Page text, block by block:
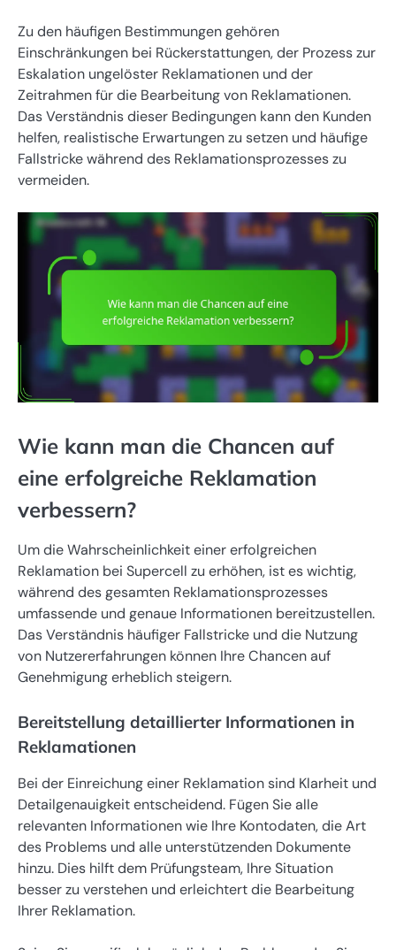
Zu den häufigen Bestimmungen gehören
Einschränkungen bei Rückerstattungen, der Prozess zur
Eskalation ungelöster Reklamationen und der
Zeitrahmen für die Bearbeitung von Reklamationen.
Das Verständnis dieser Bedingungen kann den Kunden
helfen, realistische Erwartungen zu setzen und häufige
Fallstricke während des Reklamationsprozesses zu
vermeiden.
Wie kann man die Chancen auf
eine erfolgreiche Reklamation
verbessern?
Um die Wahrscheinlichkeit einer erfolgreichen
Reklamation bei Supercell zu erhöhen, ist es wichtig,
während des gesamten Reklamationsprozesses
umfassende und genaue Informationen bereitzustellen.
Das Verständnis häufiger Fallstricke und die Nutzung
von Nutzererfahrungen können Ihre Chancen auf
Genehmigung erheblich steigern.
Bereitstellung detaillierter Informationen in
Reklamationen
Bei der Einreichung einer Reklamation sind Klarheit und
Detailgenauigkeit entscheidend. Fügen Sie alle
relevanten Informationen wie Ihre Kontodaten, die Art
des Problems und alle unterstützenden Dokumente
hinzu. Dies hilft dem Prüfungsteam, Ihre Situation
besser zu verstehen und erleichtert die Bearbeitung
Ihrer Reklamation.